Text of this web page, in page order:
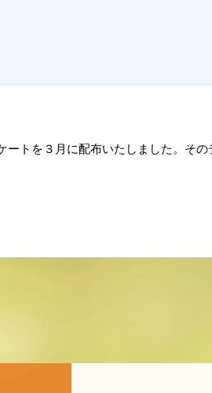
トを３月に配布いたしました。その